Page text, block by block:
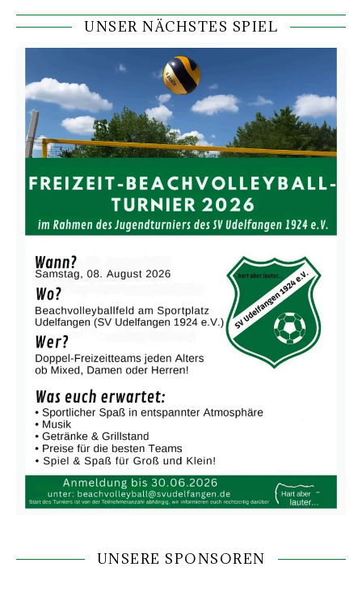
UNSER NÄCHSTES SPIEL
UNSERE SPONSOREN